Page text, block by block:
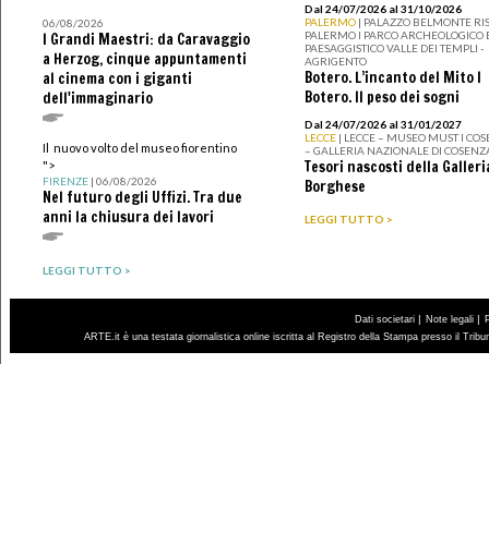
06/08/2026
I Grandi Maestri: da Caravaggio
a Herzog, cinque appuntamenti
al cinema con i giganti
dell'immaginario
Il nuovo volto del museo fiorentino
">
FIRENZE| 06/08/2026
Nel futuro degli Uffizi. Tra due
anni la chiusura dei lavori
LEGGI TUTTO >
Dal 24/07/2026 al 31/10/2026
PALERMO | PALAZZO BELMONTE
PALERMO I PARCO ARCHEOLOGICO
PAESAGGISTICO VALLE DEI TEMPLI -
AGRIGENTO
Botero. L’incanto del Mito I
Botero. Il peso dei sogni
Dal 24/07/2026 al 31/01/2027
LECCE | LECCE – MUSEO MUST I
– GALLERIA NAZIONALE DI
Tesori nascosti della
Borghese
LEGGI TUTTO >
Dati societari | Note legali |
ARTE.it è una testata giornalistica online iscritta al Registro della Stampa presso il